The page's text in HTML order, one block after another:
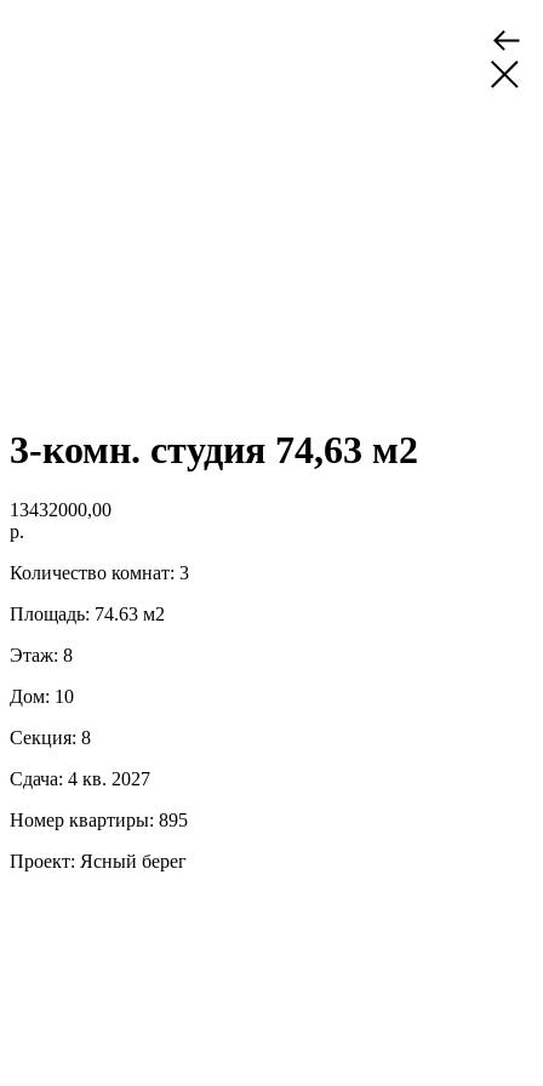
3-комн. студия 74,63 м2
13432000,00
р.
Количество комнат: 3
Площадь: 74.63 м2
Этаж: 8
Дом: 10
Секция: 8
Сдача: 4 кв. 2027
Номер квартиры: 895
Проект: Ясный берег